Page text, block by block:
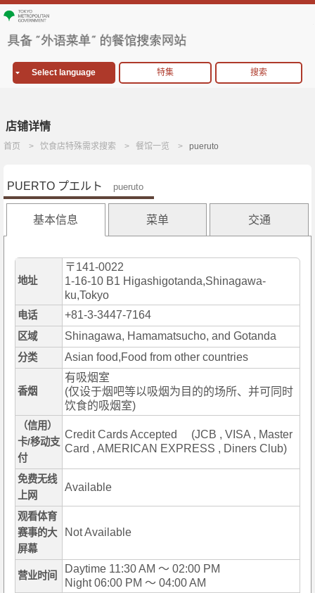
Select language 特集 搜索
店铺详情
首页 饮食店特殊需求搜索 餐馆一览 pueruto
PUERTO プエルト pueruto
基本信息 菜单 交通
地址
〒141-0022
1-16-10 B1 Higashigotanda,Shinagawa-
ku,Tokyo
电话 +81-3-3447-7164
区域 Shinagawa, Hamamatsucho, and Gotanda
分类 Asian food,Food from other countries
香烟
有吸烟室
(仅设于烟吧等以吸烟为目的的场所、并可同时
饮食的吸烟室)
（信用）
卡/移动支
付
Credit Cards Accepted (JCB , VISA , Master
Card , AMERICAN EXPRESS , Diners Club)
免费无线
上网
Available
观看体育
赛事的大
屏幕
Not Available
营业时间
Daytime 11:30 AM ～ 02:00 PM
Night 06:00 PM ～ 04:00 AM